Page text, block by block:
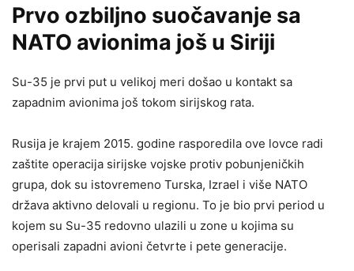
Prvo ozbiljno suočavanje sa
NATO avionima još u Siriji
Su-35 je prvi put u velikoj meri došao u kontakt sa
zapadnim avionima još tokom sirijskog rata.
Rusija je krajem 2015. godine rasporedila ove lovce radi
zaštite operacija sirijske vojske protiv pobunjeničkih
grupa, dok su istovremeno Turska, Izrael i više NATO
država aktivno delovali u regionu. To je bio prvi period u
kojem su Su-35 redovno ulazili u zone u kojima su
operisali zapadni avioni četvrte i pete generacije.